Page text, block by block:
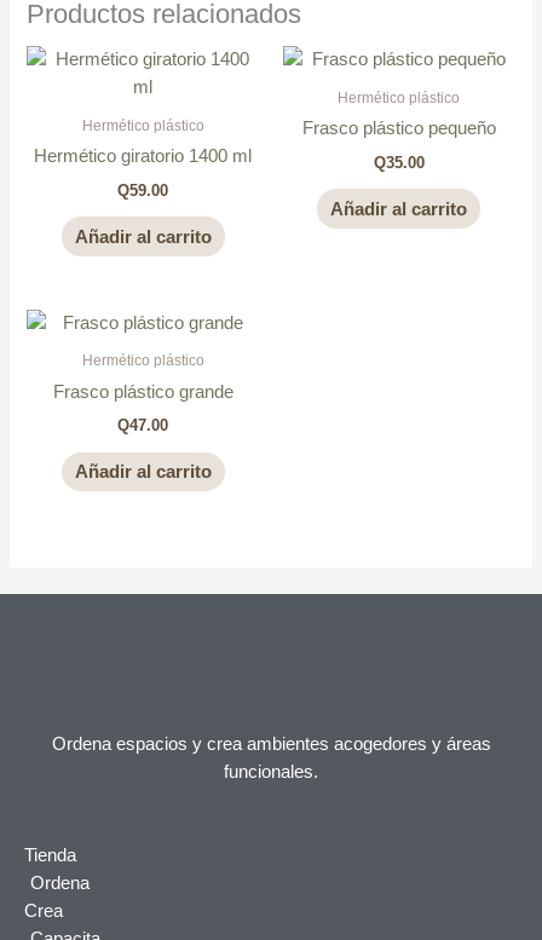
Productos relacionados
Hermético plástico
Hermético giratorio 1400 ml
Q59.00
Añadir al carrito
Hermético plástico
Frasco plástico pequeño
Q35.00
Añadir al carrito
Hermético plástico
Frasco plástico grande
Q47.00
Añadir al carrito
Ordena espacios y crea ambientes acogedores y áreas
funcionales.
Tienda
Ordena
Crea